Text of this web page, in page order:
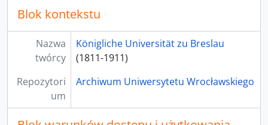
[Seria] 2 - Akta Wydziału Teologii Ewangelickiej
[Seria] 4 - Akta Wydziału Prawa
[Seria] 5 - Akta Wydziału Medycznego
[Seria] 6 - Akta Wydziału Filozoficznego
Blok kontekstu
Nazwa
twórcy
Königliche Universität zu Breslau
(1811-1911)
Repozytori
um
Archiwum Uniwersytetu Wrocławskiego